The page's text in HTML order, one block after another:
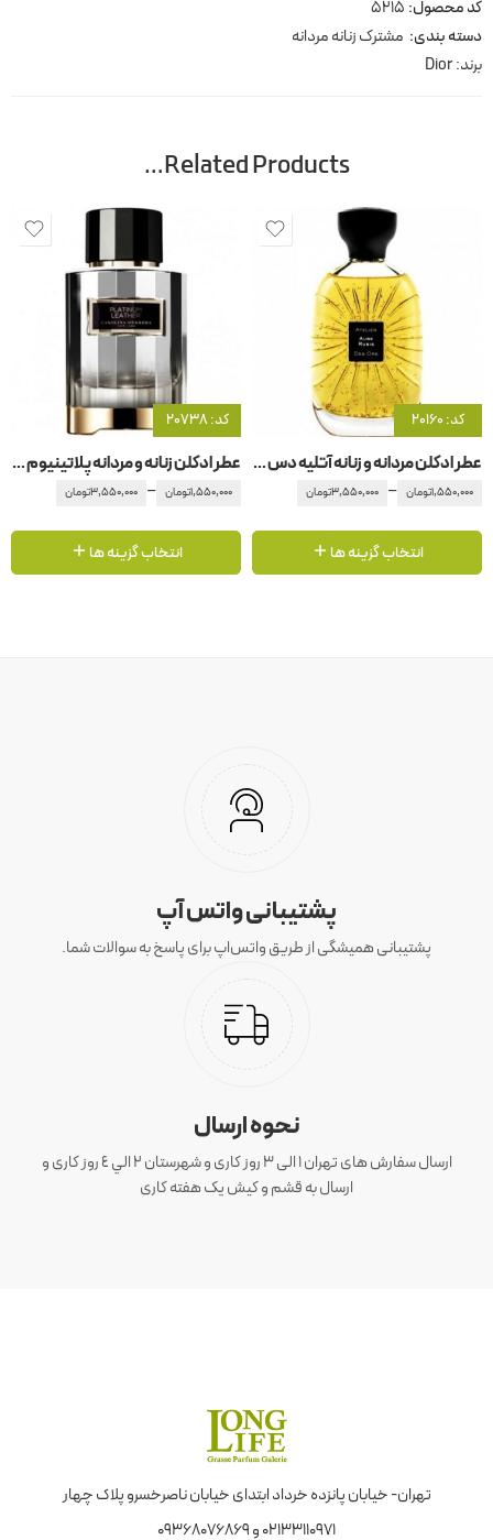
کد محصول: 5215
دسته بندی: مشترک زنانه مردانه
برند:Dior
Related Products…
کد: 20160
عطر ادکلن مردانه و زنانه آتلیه دس اورس – آتلیه د زوق اوبی روبیس
1,550,000تومان –
3,550,000تومان
انتخاب گزینه ها
کد: 20738
عطر ادکلن زنانه و مردانه پلاتینیوم لدر -پلاتونیوم کارولینا هررا
1,550,000تومان –
3,550,000تومان
انتخاب گزینه ها
پشتیبانی واتس آپ
پشتیبانی همیشگی از طریق واتس‌اپ برای پاسخ به سوالات شما.
نحوه ارسال
ارسال سفارش های تهران 1 الی 3 روز کاری و شهرستان ٢ الي ٤ روز کاری و
ارسال به قشم و کیش یک هفته کاری
تهران- خیابان پانزده خرداد ابتدای خیابان ناصرخسرو پلاک چهار
02133110971 و 09368076869